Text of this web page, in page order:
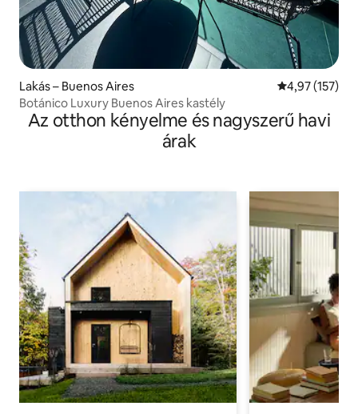
Lakás – Buenos Aires Átlagos
4,97 (157)
Botánico Luxury Buenos Aires kastély
Az otthon kényelme és nagyszerű havi
árak